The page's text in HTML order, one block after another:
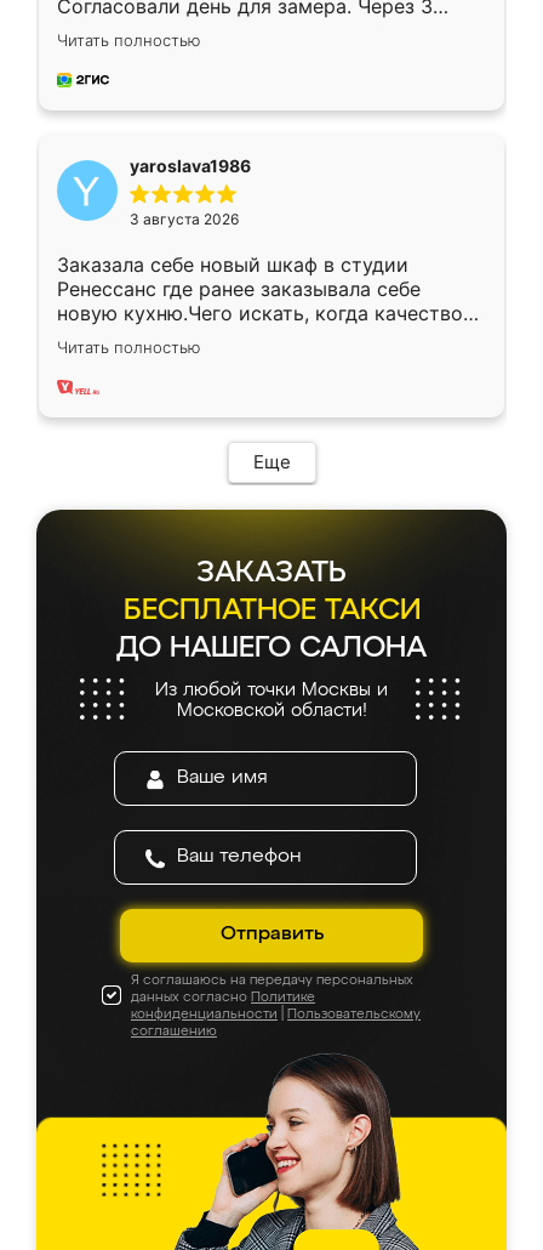
Согласовали день для замера. Через 3
недели кухня была уже готова. Остались
довольны работой. Спасибо Ренессанс
мебель за качественную работу!
Читать полностью
yaroslava1986
3 августа 2026
Заказала себе новый шкаф в студии
Ренессанс где ранее заказывала себе
новую кухню.Чего искать, когда качеством
вполне довольна. Служит кухня уже почти
два года, нареканий нет.
Читать полностью
Еще
ЗАКАЗАТЬ
БЕСПЛАТНОЕ ТАКСИ
ДО НАШЕГО САЛОНА
Из любой точки Москвы и
Московской области!
Отправить
Я соглашаюсь на передачу персональных
данных согласно Политике
конфиденциальности
Пользовательскому
соглашению